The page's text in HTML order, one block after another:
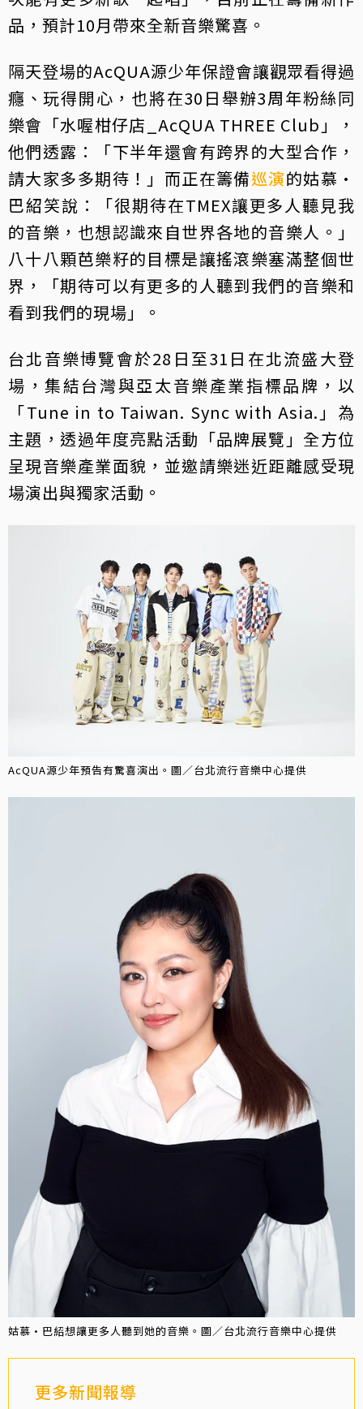
品，預計10月帶來全新音樂驚喜。
隔天登場的AcQUA源少年保證會讓觀眾看得過
癮、玩得開心，也將在30日舉辦3周年粉絲同
樂會「水喔柑仔店_AcQUA THREE Club」，
他們透露：「下半年還會有跨界的大型合作，
請大家多多期待！」而正在籌備巡演的姑慕·
巴紹笑說：「很期待在TMEX讓更多人聽見我
的音樂，也想認識來自世界各地的音樂人。」
八十八顆芭樂籽的目標是讓搖滾樂塞滿整個世
界，「期待可以有更多的人聽到我們的音樂和
看到我們的現場」。
台北音樂博覽會於28日至31日在北流盛大登
場，集結台灣與亞太音樂產業指標品牌，以
「Tune in to Taiwan. Sync with Asia.」為
主題，透過年度亮點活動「品牌展覽」全方位
呈現音樂產業面貌，並邀請樂迷近距離感受現
場演出與獨家活動。
AcQUA源少年預告有驚喜演出。圖／台北流行音樂中心提供
姑慕·巴紹想讓更多人聽到她的音樂。圖／台北流行音樂中心提供
更多新聞報導